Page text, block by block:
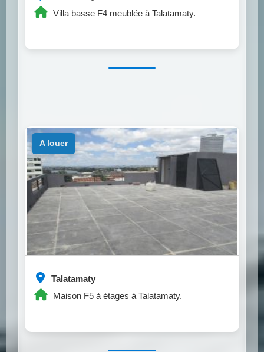
Villa basse F4 meublée à Talatamaty.
Talatamaty
Maison F5 à étages à Talatamaty.
a louer